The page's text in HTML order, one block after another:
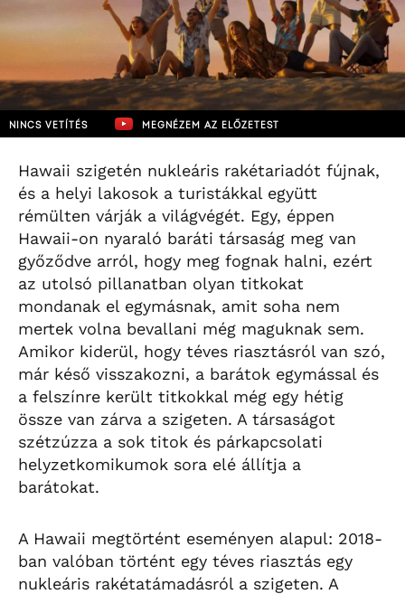
NINCS VETÍTÉS MEGNÉZEM AZ ELŐZETEST
Hawaii szigetén nukleáris rakétariadót fújnak,
és a helyi lakosok a turistákkal együtt
rémülten várják a világvégét. Egy, éppen
Hawaii-on nyaraló baráti társaság meg van
győződve arról, hogy meg fognak halni, ezért
az utolsó pillanatban olyan titkokat
mondanak el egymásnak, amit soha nem
mertek volna bevallani még maguknak sem.
Amikor kiderül, hogy téves riasztásról van szó,
már késő visszakozni, a barátok egymással és
a felszínre került titkokkal még egy hétig
össze van zárva a szigeten. A társaságot
szétzúzza a sok titok és párkapcsolati
helyzetkomikumok sora elé állítja a
barátokat.
A Hawaii megtörtént eseményen alapul: 2018-
ban valóban történt egy téves riasztás egy
nukleáris rakétatámadásról a szigeten. A